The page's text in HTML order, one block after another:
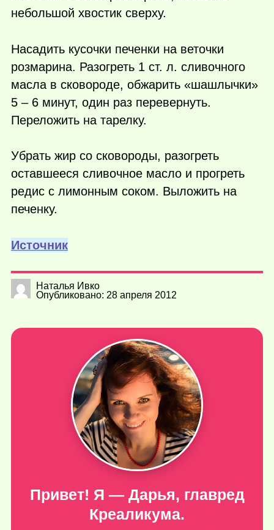
небольшой хвостик сверху.
Насадить кусочки печенки на веточки
розмарина. Разогреть 1 ст. л. сливочного
масла в сковороде, обжарить «шашлычки»
5 – 6 минут, один раз перевернуть.
Переложить на тарелку.
Убрать жир со сковороды, разогреть
оставшееся сливочное масло и прогреть
редис с лимонным соком. Выложить на
печенку.
Источник
Наталья Ивко
Опубликовано: 28 апреля 2012
Привет! Я — Дарья, главред
Креаликума.